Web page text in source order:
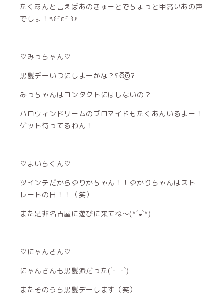
たくあんと言えばあのきゅーとでちょっと甲高いあの声
でしょ！٩꒰･ัε･ั ꒱۶
♡みっちゃん♡
黒髪デーいつにしよーかな？ʕʘ̅͜ʘ̅ʔ
みっちゃんはコンタクトにはしないの？
ハロウィンドリームのブロマイドもたくあんいるよー！
ゲット待ってるわん！
♡よいちくん♡
ツインテだからゆりかちゃん！！ゆかりちゃんはスト
レートの日！！（笑）
また是非名古屋に遊びに来てね〜(*´◒`*)
♡にゃんさん♡
にゃんさんも黒髪派だった(´･_･`)
またそのうち黒髪デーします（笑）